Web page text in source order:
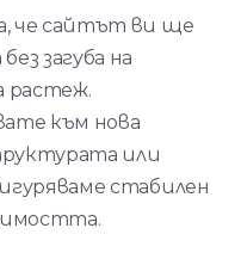
че сайтът ви ще
загуба на
растеж.
към нова
или
стабилен